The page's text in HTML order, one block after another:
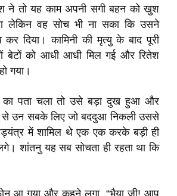
ने तो यह काम अपनी सगी बहन को खुश
लेकिन वह सोच भी ना सका कि उसने
कर दिया। कामिनी की मृत्यु के बाद पूरी
बेटों को आधी आधी मिल गई और रितेश
गया।
का पता चला तो उसे बड़ा दुख हुआ और
उन सबके लिए जो बददुआ निकली उससे
में शामिल थे एक एक करके बड़ी ही
शांतनु यह सब सोचता ही रहता था कि
आ गया और कहने लगा, “भैया जी! आप